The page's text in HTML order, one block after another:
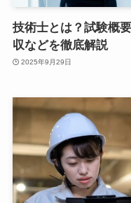
技術士とは？試験概
収などを徹底解説
2025年9月29日